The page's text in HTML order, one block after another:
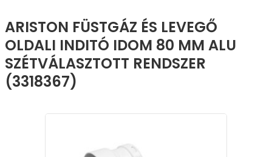
ARISTON FÜSTGÁZ ÉS LEVEGŐ
OLDALI INDITÓ IDOM 80 MM ALU
SZÉTVÁLASZTOTT RENDSZER
(3318367)